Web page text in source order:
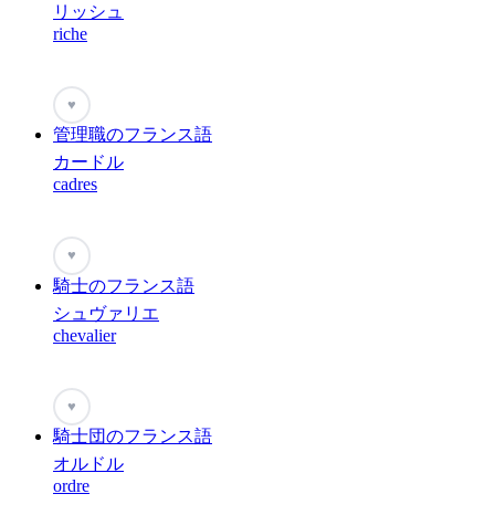
リッシュ
riche
♥
管理職のフランス語
カードル
cadres
♥
騎士のフランス語
シュヴァリエ
chevalier
♥
騎士団のフランス語
オルドル
ordre